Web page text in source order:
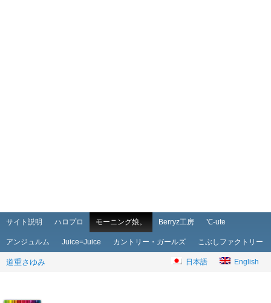
メインメニュー
メインコンテンツへ移動
サブコンテンツへ移動
サイト説明 ハロプロ モーニング娘。 Berryz工房 ℃-ute
アンジュルム Juice=Juice カントリー・ガールズ こぶしファクトリー
道重さゆみ 日本語 English